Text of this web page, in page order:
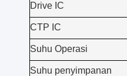
Drive IC
CTP IC
Suhu Operasi
Suhu penyimpanan